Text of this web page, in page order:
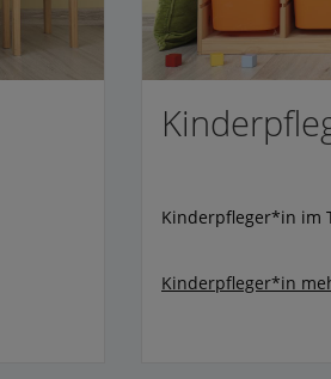
Kinderpfleger*in im
Kinderpfleger*in